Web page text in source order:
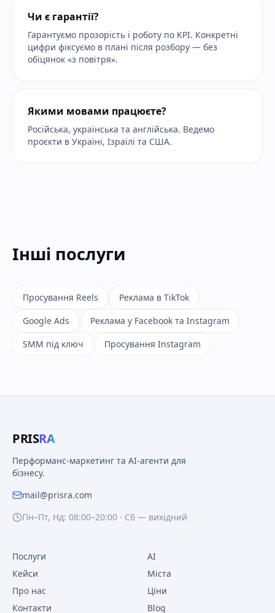
Чи є гарантії?
Гарантуємо прозорість і роботу по KPI. Конкретні
цифри фіксуємо в плані після розбору — без
обіцянок «з повітря».
Якими мовами працюєте?
Російська, українська та англійська. Ведемо
проєкти в Україні, Ізраїлі та США.
Інші послуги
Просування Reels
Реклама в TikTok
Google Ads
Реклама у Facebook та Instagram
SMM під ключ
Просування Instagram
PRISRA
Перформанс-маркетинг та AI-агенти для
бізнесу.
mail@prisra.com
Пн–Пт, Нд: 08:00–20:00 · Сб — вихідний
Послуги
AI
Кейси
Міста
Про нас
Ціни
Контакти
Blog